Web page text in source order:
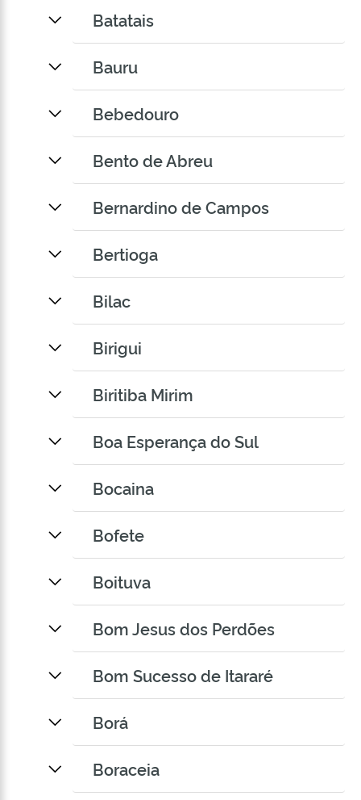
Batatais
Bauru
Bebedouro
Bento de Abreu
Bernardino de Campos
Bertioga
Bilac
Birigui
Biritiba Mirim
Boa Esperança do Sul
Bocaina
Bofete
Boituva
Bom Jesus dos Perdões
Bom Sucesso de Itararé
Borá
Boraceia